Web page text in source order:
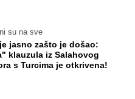
su na sve
jasno zašto je došao:
klauzula iz Salahovog
s Turcima je otkrivena!